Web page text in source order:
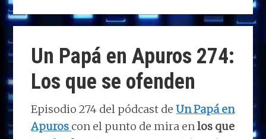
to
d
o
n
ce
b
o
o
k
k
e
dI
n
at
s
A
p
p
e
g
ra
m
m
p
ar
ti
Un Papá en Apuros 274:
Los que se ofenden
Episodio 274 del pódcast deUn Papá en
Apuros con el punto de mira enlos que